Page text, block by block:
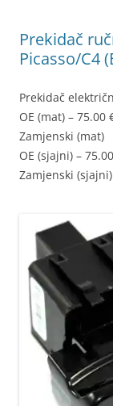
Prekidač
Picasso/C4
Prekidač
OE (mat) – 75.00
Zamjenski (mat)
OE (sjajni) –
Zamjenski